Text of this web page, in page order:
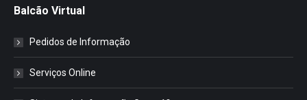
Balcão Virtual
Pedidos de Informação
Serviços Online